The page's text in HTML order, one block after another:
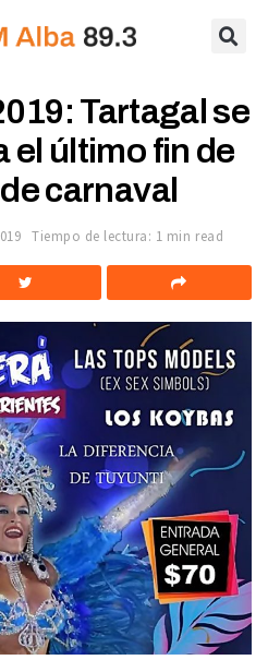
Tartagal se
el último fin de
carnaval
Tiempo de lectura: 1 min read